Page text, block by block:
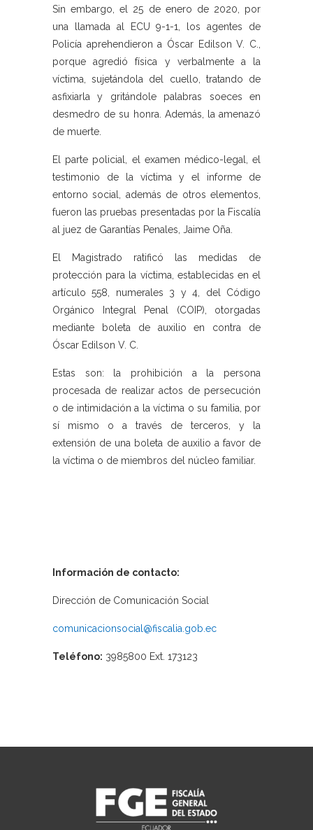
Sin embargo, el 25 de enero de 2020, por
una llamada al ECU 9-1-1, los agentes de
Policía aprehendieron a Óscar Edilson V. C.,
porque agredió física y verbalmente a la
víctima, sujetándola del cuello, tratando de
asfixiarla y gritándole palabras soeces en
desmedro de su honra. Además, la amenazó
de muerte.
El parte policial, el examen médico-legal, el
testimonio de la víctima y el informe de
entorno social, además de otros elementos,
fueron las pruebas presentadas por la Fiscalía
al juez de Garantías Penales, Jaime Oña.
El Magistrado ratificó las medidas de
protección para la víctima, establecidas en el
artículo 558, numerales 3 y 4, del Código
Orgánico Integral Penal (COIP), otorgadas
mediante boleta de auxilio en contra de
Óscar Edilson V. C.
Estas son: la prohibición a la persona
procesada de realizar actos de persecución
o de intimidación a la víctima o su familia, por
sí mismo o a través de terceros, y la
extensión de una boleta de auxilio a favor de
la víctima o de miembros del núcleo familiar.
Información de contacto:
Dirección de Comunicación Social
comunicacionsocial@fiscalia.gob.ec
Teléfono: 3985800 Ext. 173123